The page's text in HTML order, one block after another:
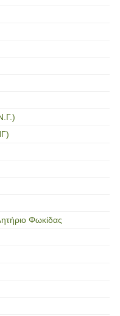
Φωκίδας